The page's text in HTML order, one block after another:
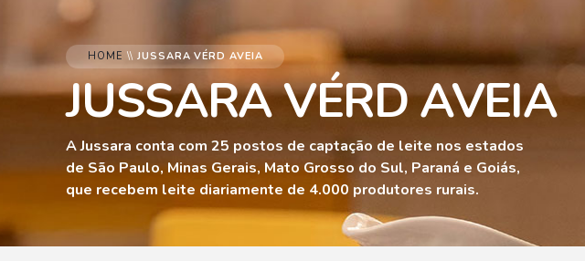
JUSSARA VÉRD AVEIA
HOME \\JUSSARA VÉRD AVEIA
A Jussara conta com 25 postos de captação de leite nos estados
de São Paulo, Minas Gerais, Mato Grosso do Sul, Paraná e Goiás,
que recebem leite diariamente de 4.000 produtores rurais.